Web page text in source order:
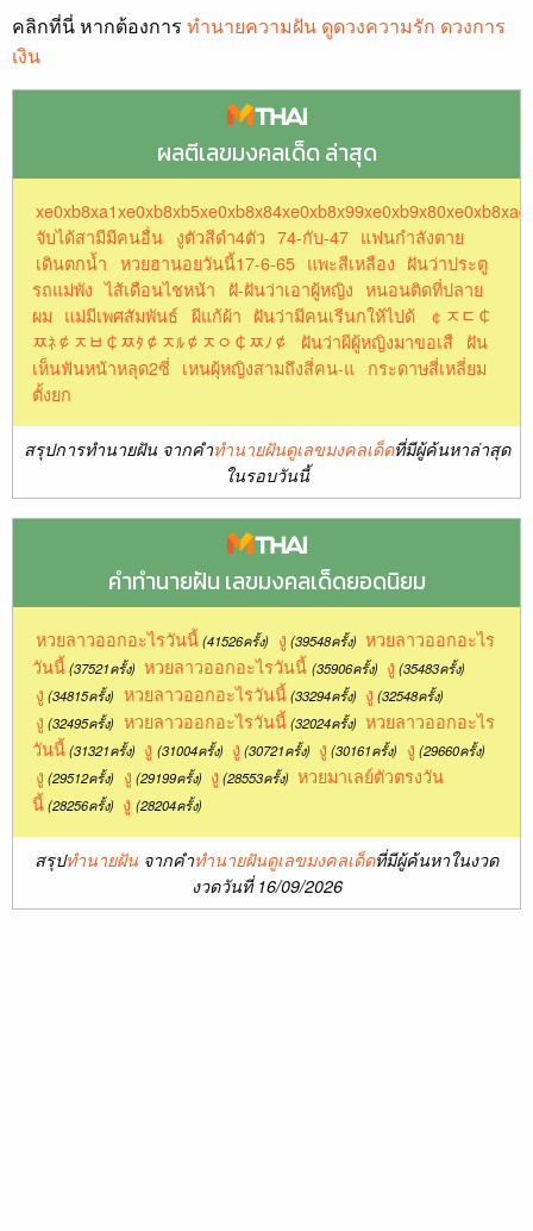
คลิกที่นี่ หากต้องการ ทำนายความฝัน ดูดวงความรัก ดวงการ
เงิน
ผลตีเลขมงคลเด็ด ล่าสุด
จับได้สามีมีคนอื่น งูตัวสีดำ4ตัว 74-กับ-47 แฟนกำลังตาย
เดินตกน้ำ หวยฮานอยวันนี้17-6-65 แพะสีเหลือง ฝันว่าประตู
รถแม่พัง ไส้เดือนไชหน้า ฝั-ฝันว่าเอาผู้หญิง หนอนติดที่ปลาย
ผม แม่มีเพศสัมพันธ์ ผีแก้ผ้า ฝันว่ามีคนเรีนกให้ไปด้
￠ﾸﾧ￠
ﾹﾈ￠ﾸﾲ￠ﾹﾀ￠ﾸﾙ￠ﾸﾷ￠ﾹﾉ￠
ฝันว่าผีผู้หญิงมาขอเสื ฝัน
เห็นฟันหน้าหลุด2ซี่ เหนผุ้หญิงสามถึงสี่คน-แ กระดาษสี่เหลี่ยม
ตั้งยก
สรุปการทำนายฝัน จากคำทำนายฝันดูเลขมงคลเด็ดที่มีผู้ค้นหาล่าสุด
ในรอบวันนี้
คำทำนายฝัน เลขมงคลเด็ดยอดนิยม
หวยลาวออกอะไรวันนี้ (41526ครั้ง) งู (39548ครั้ง) หวยลาวออกอะไร
วันนี้(37521ครั้ง) หวยลาวออกอะไรวันนี้ (35906ครั้ง) งู (35483ครั้ง)
งู (34815ครั้ง) หวยลาวออกอะไรวันนี้ (33294ครั้ง) งู (32548ครั้ง)
งู (32495ครั้ง) หวยลาวออกอะไรวันนี้ (32024ครั้ง) หวยลาวออกอะไร
วันนี้(31321ครั้ง) งู (31004ครั้ง) งู (30721ครั้ง) งู (30161ครั้ง) งู (29660ครั้ง)
งู (29512ครั้ง) งู (29199ครั้ง) งู (28553ครั้ง) หวยมาเลย์ตัวตรงวัน
นี้(28256ครั้ง) งู (28204ครั้ง)
สรุปทำนายฝัน จากคำทำนายฝันดูเลขมงคลเด็ดที่มีผู้ค้นหาในงวด
งวดวันที่ 16/09/2026